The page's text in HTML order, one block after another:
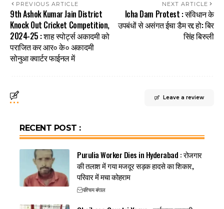
PREVIOUS ARTICLE
9th Ashok Kumar Jain District
Knock Out Cricket Competition,
2024-25 : शाह स्पोर्ट्स अकादमी को
पराजित कर आर० के० अकादमी
सोनुआ क्वार्टर फाईनल में
NEXT ARTICLE
Icha Dam Protest : संविधान के
उपबंधों से असंगत ईचा डैम रद्द हो: बिर
सिंह बिरुली
Leave a review
RECENT POST :
Purulia Worker Dies in Hyderabad : रोजगार
की तलाश में गया मजदूर सड़क हादसे का शिकार,
परिवार में मचा कोहराम
पश्चिम बंगाल